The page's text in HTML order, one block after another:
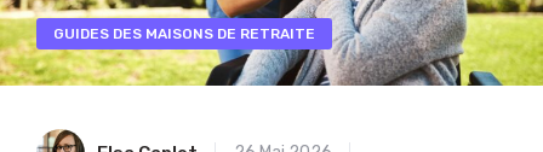
GUIDES DES MAISONS DE RETRAITE